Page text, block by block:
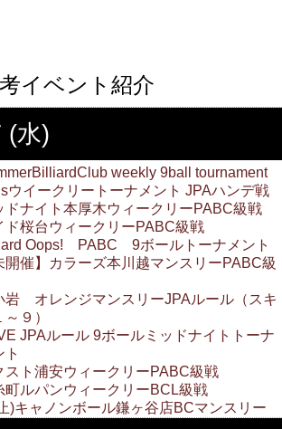
イベント紹介
(水)
weekly 9ball tournament
ウイークリートーナメント JPAハンデ戦
ドナイト本厚木ウィークリーPABC級戦
ド桜台ウィークリーPABC級戦
Oops! PABC 9ボールトーナメント
開催】カラーズ本川越マンスリーPABC級
岩 オレンジマンスリーJPAルール（スキ
～９）
JPAルール 9ボールミッドナイトトーナ
ト
スト浦安ウィークリーPABC級戦
町ルパンウィークリーBCL級戦
)キャノンボール鎌ヶ谷店BCマンスリー